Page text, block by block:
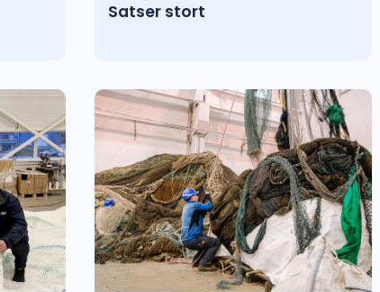
Satser stort